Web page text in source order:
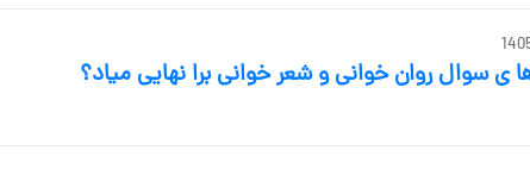
ی سوال روان خوانی و شعر خوانی برا نهایی میاد؟